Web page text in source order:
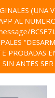
(UNA
AL
PROBADAS
ANTES